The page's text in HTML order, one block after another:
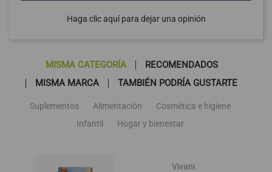
Haga clic aquí para dejar una opinión
MISMA CATEGORÍA
RECOMENDADOS
MISMA MARCA
TAMBIÉN PODRÍA GUSTARTE
Suplementos Alimentación
Cosmética e higiene
Infantil
Hogar y bienestar
Vivani